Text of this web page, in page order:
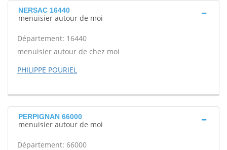
NERSAC 16440
menuisier autour de moi
Département: 16440
menuisier autour de chez moi
PHILIPPE POURIEL
PERPIGNAN 66000
menuisier autour de moi
Département: 66000